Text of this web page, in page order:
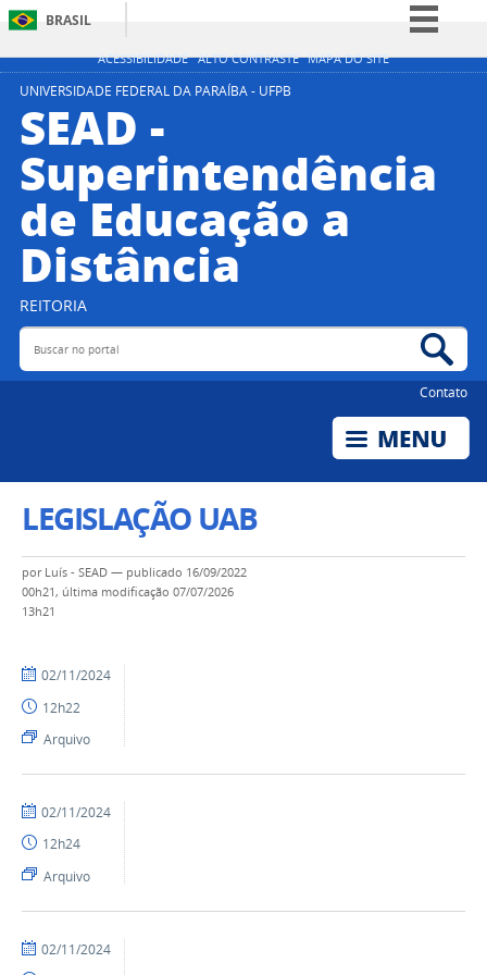
ACESSIBILIDADE ALTO CONTRASTE MAPA DO SITE
BRASIL
Simplifique!
Acesso à informação
Legislação
Canais
UNIVERSIDADE FEDERAL DA PARAÍBA - UFPB
SEAD -
Superintendência
de Educação a
Distância
REITORIA
Buscar no portal
Contato
LEGISLAÇÃO UAB
por Luís - SEAD — publicado 16/09/2022
00h21, última modificação 07/07/2026
13h21
por
-
SEAD
publicado
02/11/2024
12h22
Arquivo
por
-
SEAD
publicado
02/11/2024
12h24
Arquivo
por
publicado
02/11/2024